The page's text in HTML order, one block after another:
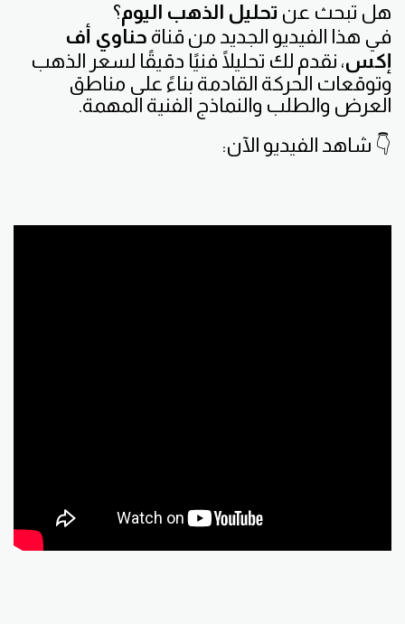
هل تبحث عن تحليل الذهب اليوم؟
في هذا الفيديو الجديد من قناة حناوي أف
إكس، نقدم لك تحليلًا فنيًا دقيقًا لسعر الذهب
وتوقعات الحركة القادمة بناءً على مناطق
العرض والطلب والنماذج الفنية المهمة.
👇 شاهد الفيديو الآن: